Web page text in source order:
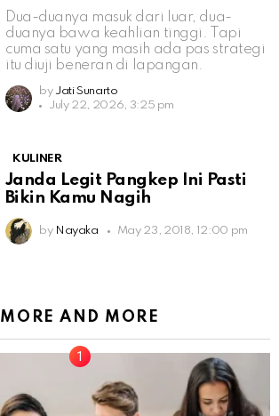
Dua-duanya masuk dari luar, dua-
duanya bawa keahlian tinggi. Tapi
cuma satu yang masih ada pas strategi
itu diuji beneran di lapangan.
by Jati Sunarto
July 22, 2026, 3:25 pm
KULINER
Janda Legit Pangkep Ini Pasti
Bikin Kamu Nagih
by Nayaka May 23, 2018, 12:00 pm
MORE AND MORE